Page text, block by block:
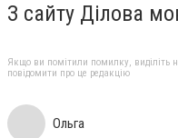
З сайту Ділова
Якщо ви помітили помилку, виділіть
повідомити про це редакцію
Ольга